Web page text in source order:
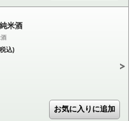
米酒
込)